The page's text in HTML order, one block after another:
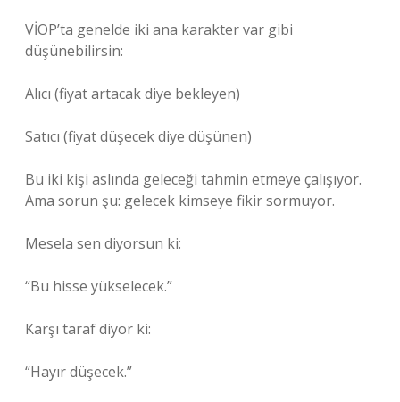
VİOP’ta genelde iki ana karakter var gibi
düşünebilirsin:
Alıcı (fiyat artacak diye bekleyen)
Satıcı (fiyat düşecek diye düşünen)
Bu iki kişi aslında geleceği tahmin etmeye çalışıyor.
Ama sorun şu: gelecek kimseye fikir sormuyor.
Mesela sen diyorsun ki:
“Bu hisse yükselecek.”
Karşı taraf diyor ki:
“Hayır düşecek.”